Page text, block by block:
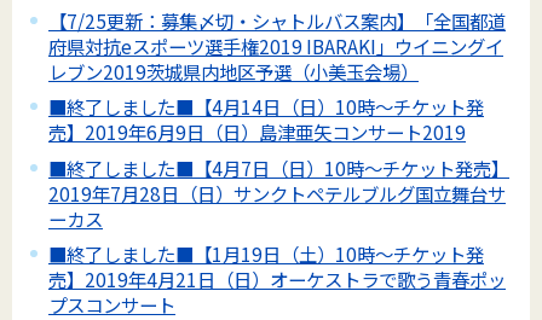
【7/25更新：募集〆切・シャトルバス案内】「全国都道
府県対抗eスポーツ選手権2019 IBARAKI」ウイニングイ
レブン2019茨城県内地区予選（小美玉会場）
■終了しました■【4月14日（日）10時～チケット発
売】2019年6月9日（日）島津亜矢コンサート2019
■終了しました■【4月7日（日）10時～チケット発売】
2019年7月28日（日）サンクトペテルブルグ国立舞台サ
ーカス
■終了しました■【1月19日（土）10時～チケット発
売】2019年4月21日（日）オーケストラで歌う青春ポッ
プスコンサート